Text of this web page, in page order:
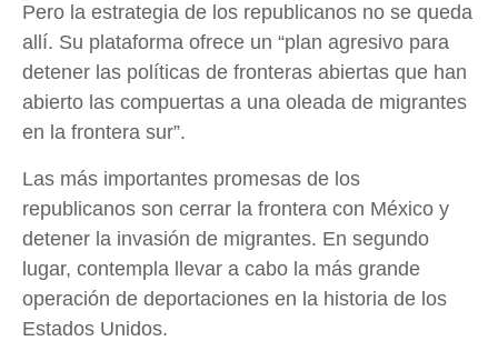
Pero la estrategia de los republicanos no se queda
allí. Su plataforma ofrece un “plan agresivo para
detener las políticas de fronteras abiertas que han
abierto las compuertas a una oleada de migrantes
en la frontera sur”.
Las más importantes promesas de los
republicanos son cerrar la frontera con México y
detener la invasión de migrantes. En segundo
lugar, contempla llevar a cabo la más grande
operación de deportaciones en la historia de los
Estados Unidos.